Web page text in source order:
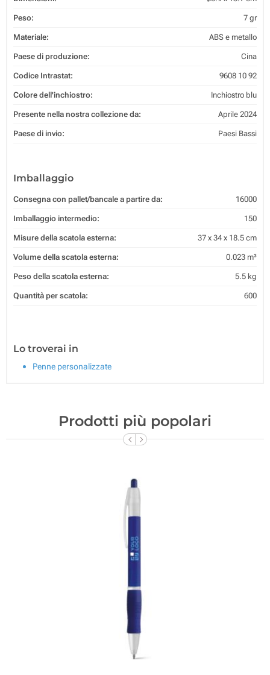
Peso: 7 gr
Materiale: ABS e metallo
Paese di produzione: Cina
Codice Intrastat: 9608 10 92
Colore dell'inchiostro: Inchiostro blu
Presente nella nostra collezione da: Aprile 2024
Paese di invio: Paesi Bassi
Imballaggio
Consegna con pallet/bancale a partire da: 16000
Imballaggio intermedio: 150
Misure della scatola esterna: 37 x 34 x 18.5 cm
Volume della scatola esterna: 0.023 m³
Peso della scatola esterna: 5.5 kg
Quantità per scatola: 600
Lo troverai in
Penne personalizzate
Prodotti più popolari